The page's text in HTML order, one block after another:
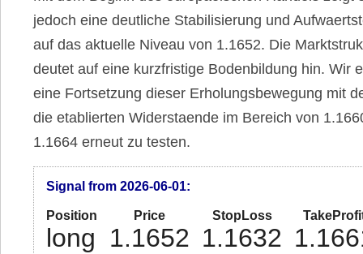
jedoch eine deutliche Stabilisierung und
auf das aktuelle Niveau von 1.1652. Die
deutet auf eine kurzfristige Bodenbildung hin. Wir
eine Fortsetzung dieser Erholungsbewegung mit
die etablierten Widerstaende im Bereich von
1.1664 erneut zu testen.
Signal from 2026-06-01:
Position Price StopLoss
long 1.1652 1.1632